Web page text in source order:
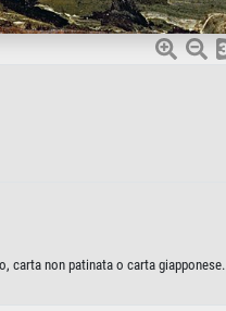
carta non patinata o carta giapponese.